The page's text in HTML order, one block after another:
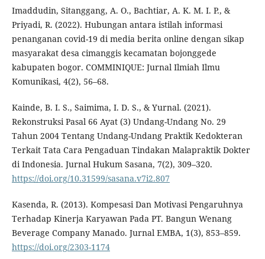
Imaddudin, Sitanggang, A. O., Bachtiar, A. K. M. I. P., &
Priyadi, R. (2022). Hubungan antara istilah informasi
penanganan covid-19 di media berita online dengan sikap
masyarakat desa cimanggis kecamatan bojonggede
kabupaten bogor. COMMINIQUE: Jurnal Ilmiah Ilmu
Komunikasi, 4(2), 56–68.
Kainde, B. I. S., Saimima, I. D. S., & Yurnal. (2021).
Rekonstruksi Pasal 66 Ayat (3) Undang-Undang No. 29
Tahun 2004 Tentang Undang-Undang Praktik Kedokteran
Terkait Tata Cara Pengaduan Tindakan Malapraktik Dokter
di Indonesia. Jurnal Hukum Sasana, 7(2), 309–320.
https://doi.org/10.31599/sasana.v7i2.807
Kasenda, R. (2013). Kompesasi Dan Motivasi Pengaruhnya
Terhadap Kinerja Karyawan Pada PT. Bangun Wenang
Beverage Company Manado. Jurnal EMBA, 1(3), 853–859.
https://doi.org/2303-1174